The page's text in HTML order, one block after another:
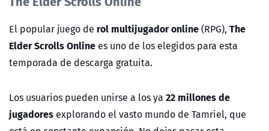
El popular juego de rol multijugador online(RPG), The
Elder Scrolls Online es uno de los elegidos para esta
temporada de descarga gratuita.
Los usuarios pueden unirse a los ya 22 millones de
jugadores explorando el vasto mundo de Tamriel, que